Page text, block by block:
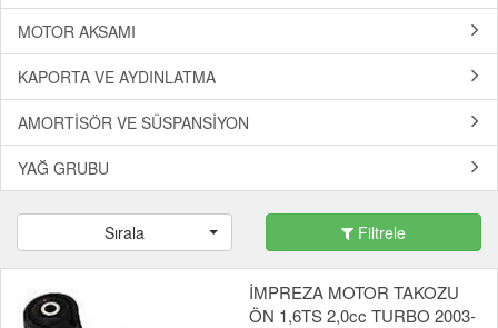
MOTOR AKSAMI
KAPORTA VE AYDINLATMA
AMORTİSÖR VE SÜSPANSİYON
YAĞ GRUBU
Sırala Filtrele
İMPREZA MOTOR TAKOZU
ÖN 1,6TS 2,0cc TURBO 2003-